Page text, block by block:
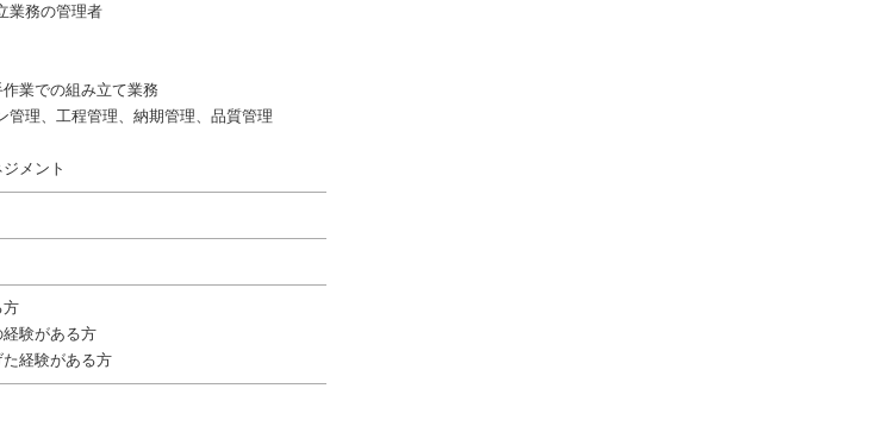
業務の管理者
業での組み立て業務
管理、工程管理、納期管理、品質管理
メント
方
験がある方
経験がある方